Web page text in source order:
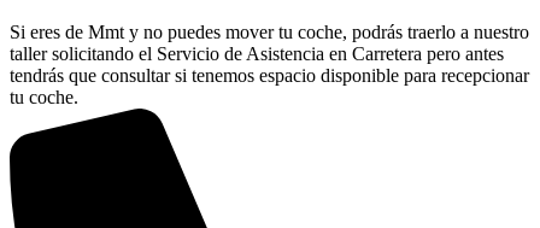
Si eres de Mmt y no puedes mover tu coche, podrás traerlo a nuestro
taller solicitando el Servicio de Asistencia en Carretera pero antes
tendrás que consultar si tenemos espacio disponible para recepcionar
tu coche.